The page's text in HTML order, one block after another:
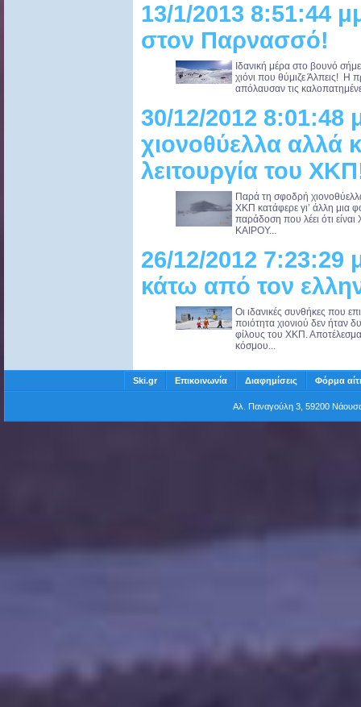
13/1/2013 8:51:44
στον Παρνασσό!
Ιδανική μέρα στο βουνό
χιόνι που θύμιζε Άλπεις! Η
απόλαυσαν τις
30/12/2012 8:01:48
χιονοθύελλα αλλά
λειτουργία του
Παρά τη σφοδρή
ΧΚΠ κατάφερε γι’ άλλη μια
παράδοση που λέει ότι
ΚΑΙΡΟΥ...
26/12/2012 7:23:29
κάτω από τον
Οι ιδανικές συνθήκες που
ποιότητα χιονιού δεν ήταν
φίλους του ΧΚΠ.
κόσμου...
Ski.gr Επικοινωνία Διαφημίσεις Φόρμα
Αλ. Παναγούλη 3, 59200